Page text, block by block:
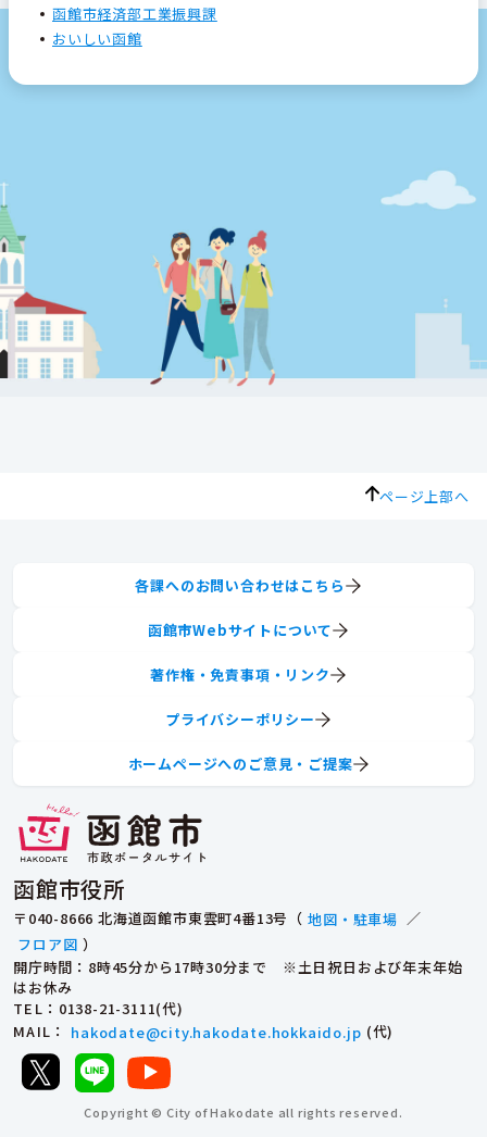
函館市経済部工業振興課
おいしい函館
ページ上部へ
函館市役所
〒040-8666 北海道函館市東雲町4番13号（ 地図・駐車場 ／
フロア図 ）
開庁時間：8時45分から17時30分まで ※土日祝日および年末年始
はお休み
TEL ：0138-21-3111(代)
MAIL ： hakodate@city.hakodate.hokkaido.jp (代)
各課へのお問い合わせはこちら
函館市Webサイトについて
著作権・免責事項・リンク
プライバシーポリシー
ホームページへのご意見・ご提案
Copyright © City of Hakodate all rights reserved.